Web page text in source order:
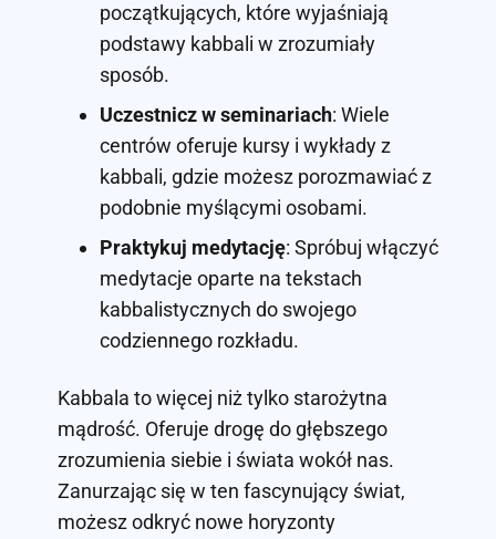
początkujących, które wyjaśniają
podstawy kabbali w zrozumiały
sposób.
Uczestnicz w seminariach: Wiele
centrów oferuje kursy i wykłady z
kabbali, gdzie możesz porozmawiać z
podobnie myślącymi osobami.
Praktykuj medytację: Spróbuj włączyć
medytacje oparte na tekstach
kabbalistycznych do swojego
codziennego rozkładu.
Kabbala to więcej niż tylko starożytna
mądrość. Oferuje drogę do głębszego
zrozumienia siebie i świata wokół nas.
Zanurzając się w ten fascynujący świat,
możesz odkryć nowe horyzonty